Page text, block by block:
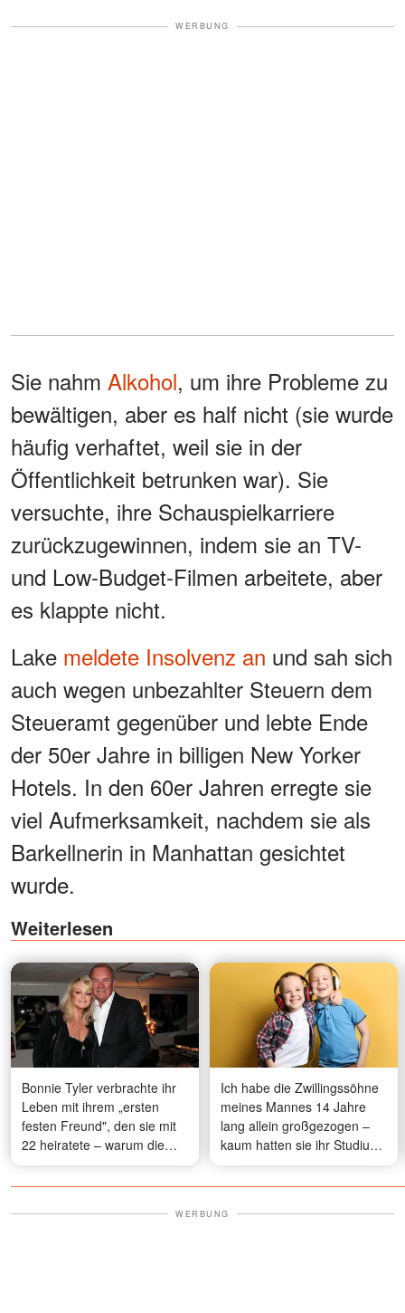
WERBUNG
Sie nahm Alkohol, um ihre Probleme zu
bewältigen, aber es half nicht (sie wurde
häufig verhaftet, weil sie in der
Öffentlichkeit betrunken war). Sie
versuchte, ihre Schauspielkarriere
zurückzugewinnen, indem sie an TV-
und Low-Budget-Filmen arbeitete, aber
es klappte nicht.
Lake meldete Insolvenz an und sah sich
auch wegen unbezahlter Steuern dem
Steueramt gegenüber und lebte Ende
der 50er Jahre in billigen New Yorker
Hotels. In den 60er Jahren erregte sie
viel Aufmerksamkeit, nachdem sie als
Barkellnerin in Manhattan gesichtet
wurde.
Weiterlesen
Bonnie Tyler verbrachte ihr
Leben mit ihrem „ersten
festen Freund", den sie mit
22 heiratete – warum die
beiden nie Kinder bekamen
Ich habe die Zwillingssöhne
meines Mannes 14 Jahre
lang allein großgezogen –
kaum hatten sie ihr Studium
begonnen, klopfte er an
unsere Tür und ich erstarrte
WERBUNG